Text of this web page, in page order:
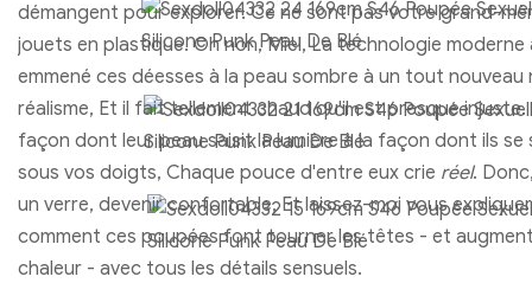
démangent pour explorer. Ce ne sont pas votre grand-
jouets en plastique. Oh non, Miel, La technologie moderne
emmené ces déesses à la peau sombre à un tout nouveau
réalisme, Et il fait tellement chaud qu'il est presque injuste.
façon dont leur peau saisit la lumière à la façon dont ils
sous vos doigts, Chaque pouce d'entre eux crie réel.
un verre, devenir confortable, Et laissez-moi vous expliquer
comment ces poupées font tourner les têtes - et
chaleur - avec tous les détails sensuels.